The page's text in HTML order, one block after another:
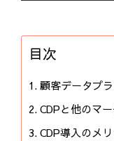
目次
顧客データプ
CDPと他のマ
CDP導入のメ